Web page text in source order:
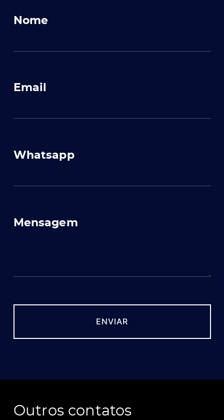
Nome
Email
Whatsapp
Mensagem
Outros contatos